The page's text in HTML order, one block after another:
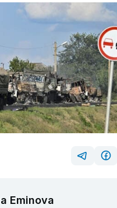
Eminova